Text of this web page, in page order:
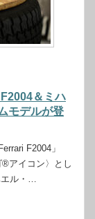
＆ミハ
モデルが登
F2004」
アイコン〉とし
エル・…